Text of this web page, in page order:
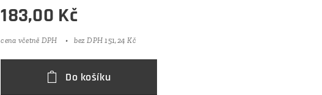
183,00 Kč
cena včetně DPH bez DPH 151,24 Kč
Do košíku